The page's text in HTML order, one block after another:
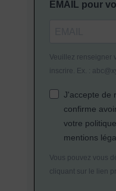
EMAIL pour
Veuillez renseigner
inscrire. Ex. :
J'accepte de
confirme
votre
mentions
Vous pouvez vous
cliquant sur le lien